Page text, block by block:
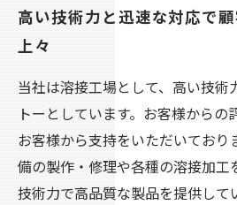
高い技術力と迅速な対応で
上々
当社は溶接工場として、高い技術
トーとしています。お客様からの
お客様から支持をいただいており
備の製作・修理や各種の溶接加工
技術力で高品質な製品を提供して